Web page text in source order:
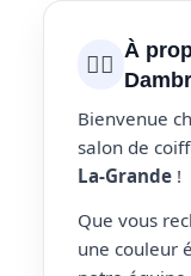
💇‍♀️ À
Bienvenue
salon de
La-Grande !
Que vous
une couleur